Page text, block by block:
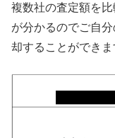
複数社の査定額を
が分かるのでご自
却することができま